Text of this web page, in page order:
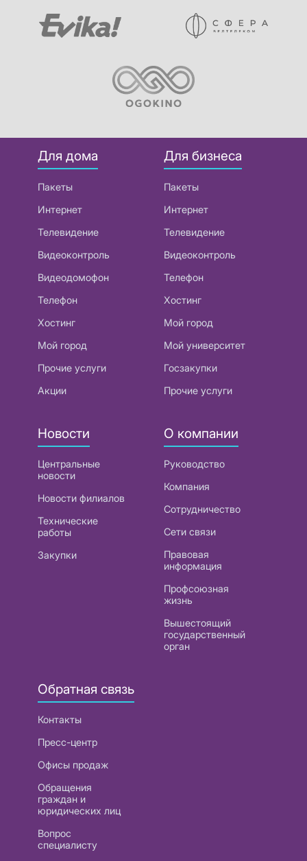
Для дома
Пакеты
Интернет
Телевидение
Видеоконтроль
Видеодомофон
Телефон
Хостинг
Мой город
Прочие услуги
Акции
Для бизнеса
Пакеты
Интернет
Телевидение
Видеоконтроль
Телефон
Хостинг
Мой город
Мой университет
Госзакупки
Прочие услуги
Новости
Центральные
новости
Новости филиалов
Технические
работы
Закупки
О компании
Руководство
Компания
Сотрудничество
Сети связи
Правовая
информация
Профсоюзная
жизнь
Вышестоящий
государственный
орган
Обратная связь
Контакты
Пресс-центр
Офисы продаж
Обращения
граждан и
юридических лиц
Вопрос
специалисту